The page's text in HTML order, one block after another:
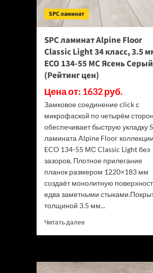
SPC ламинат
SPC ламинат Alpine Floor
Classic Light 34 класс, 3.5
ECO 134-55 МС Ясень Серый
(Рейтинг цен)
Цена от: 1632 руб.
Замковое соединение click с
микрофаской по четырём
обеспечивает быструю укладку
ламината Alpine Floor коллекции
ECO 134-55 МС Classic Light без
зазоров. Плотное прилегание
планок размером 1220×183 мм
создаёт монолитную
едва заметными
толщиной 3.5 мм...
Читать далееПрочитать